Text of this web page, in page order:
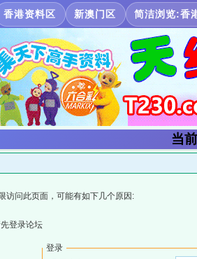
香港资料区 新澳门区 简洁浏览:香
当
访问此页面，可能有如下几个原因:
登录论坛
登录